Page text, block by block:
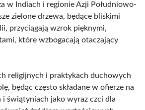
w Indiach i regionie Azji Południowo-
zielone drzewa, będące bliskimi
przyciągają wzrok pięknymi,
które wzbogacają otaczający
religijnych i praktykach duchowych
będąc często składane w ofierze na
i świątyniach jako wyraz czci dla